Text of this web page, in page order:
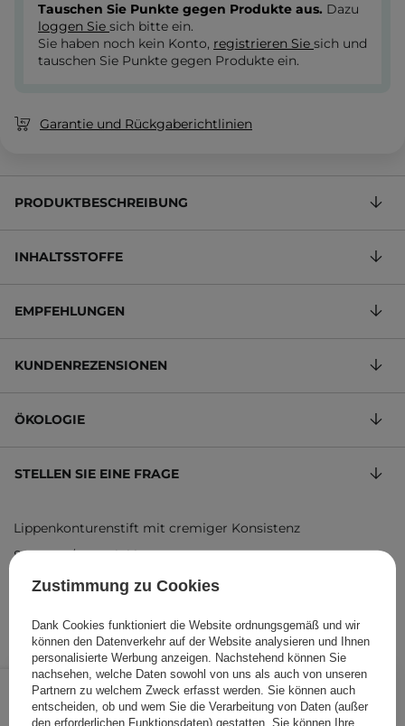
8,40 € /Stk.
IN DEN WARENKORB
Tauschen Sie Punkte gegen Produkte aus. Dazu
loggen Sie sich bitte ein.
Sie haben noch kein Konto, registrieren Sie sich und
tauschen Sie Punkte gegen Produkte ein.
Garantie und Rückgaberichtlinien
PRODUKTBESCHREIBUNG
INHALTSSTOFFE
EMPFEHLUNGEN
KUNDENREZENSIONEN
ÖKOLOGIE
STELLEN SIE EINE FRAGE
Lippenkonturenstift mit cremiger Konsistenz
840,00 €/100 g, inkl. MwSt.
Produktcode: 28136
Zustimmung zu Cookies
Dank Cookies funktioniert die Website ordnungsgemäß und wir
können den Datenverkehr auf der Website analysieren und Ihnen
personalisierte Werbung anzeigen. Nachstehend können Sie
nachsehen, welche Daten sowohl von uns als auch von unseren
Partnern zu welchem Zweck erfasst werden. Sie können auch
entscheiden, ob und wem Sie die Verarbeitung von Daten (außer
den erforderlichen Funktionsdaten) gestatten. Sie können Ihre